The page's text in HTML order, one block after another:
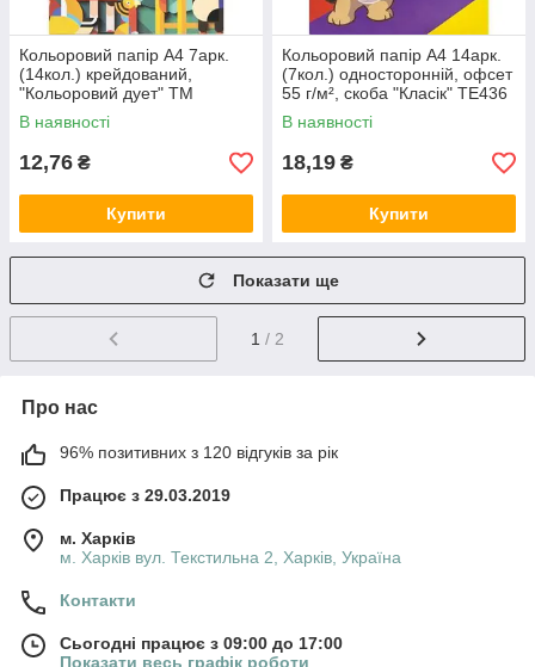
Кольоровий папір А4 7арк.
(14кол.) крейдований,
"Кольоровий дует" ТМ
Тетрада ТЕ1185
В наявності
12,76 ₴
Купити
Кольоровий папір А4 14арк.
(7кол.) односторонній, офсет
55 г/м², скоба "Класік" ТЕ436
В наявності
18,19 ₴
Купити
Показати ще
1 / 2
Про нас
96% позитивних з 120 відгуків за рік
Працює з 29.03.2019
м. Харків
м. Харків вул. Текстильна 2, Харків, Україна
Контакти
Сьогодні працює з 09:00 до 17:00
Показати весь графік роботи